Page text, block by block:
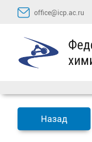
Перейти
содержимому
office@icp.ac.ru
Назад